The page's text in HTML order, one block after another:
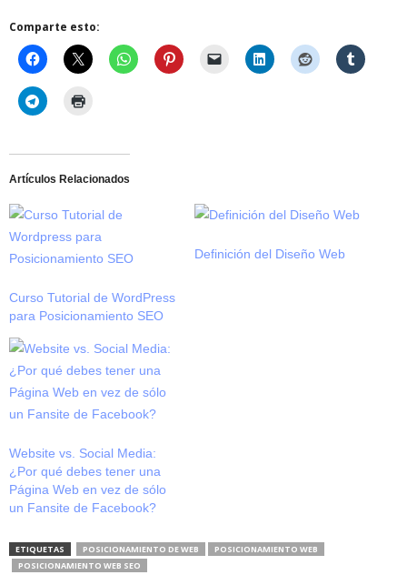
Comparte esto:
Artículos Relacionados
Curso Tutorial de WordPress
para Posicionamiento SEO
Definición del Diseño Web
Website vs. Social Media:
¿Por qué debes tener una
Página Web en vez de sólo
un Fansite de Facebook?
ETIQUETAS POSICIONAMIENTO DE WEB
POSICIONAMIENTO WEB
POSICIONAMIENTO WEB SEO